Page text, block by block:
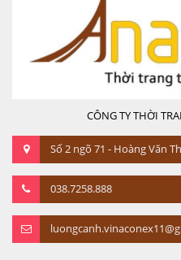
CÔNG TY THỜI
Số 2 ngõ 71 - Hoàng Văn
038.7258.888